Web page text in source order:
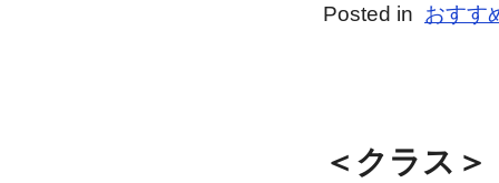
Posted in おすす
＜クラス